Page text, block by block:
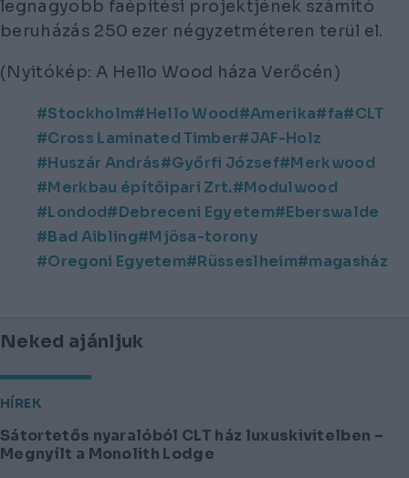
legnagyobb faépítési projektjének számító
beruházás 250 ezer négyzetméteren terül el.
(Nyitókép: A Hello Wood háza Verőcén)
Stockholm Hello Wood Amerika fa
CLT
Cross Laminated Timber
JAF-Holz
Huszár András
Győrfi József
Merkwood
Merkbau építőipari Zrt.
Modulwood
Londod
Debreceni Egyetem
Eberswalde
Bad Aibling
Mjösa-torony
Oregoni Egyetem
Rüsseslheim magasház
Neked ajánljuk
HÍREK
Sátortetős nyaralóból CLT ház luxuskivitelben –
Megnyílt a Monolith Lodge